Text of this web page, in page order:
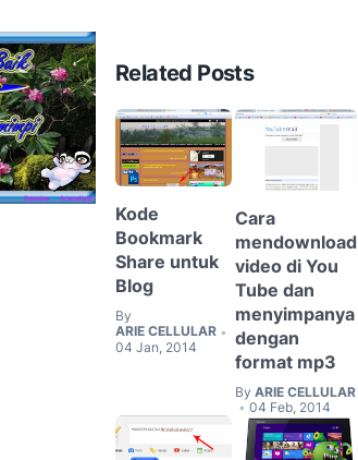
Related Posts
Kode
Bookmark
Share untuk
Blog
By
ARIE CELLULAR •
04 Jan, 2014
Cara
mendownload
video di You
Tube dan
menyimpanya
dengan
format mp3
By ARIE CELLULAR
• 04 Feb, 2014